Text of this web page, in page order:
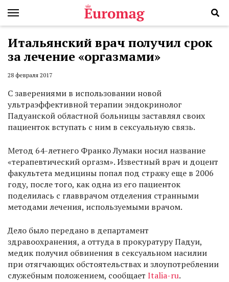
Итальянский врач получил срок
за лечение «оргазмами»
28 февраля 2017
С заверениями в использовании новой
ультраэффективной терапии эндокринолог
Падуанской областной больницы заставлял своих
пациенток вступать с ним в сексуальную связь.
Метод 64-летнего Франко Лумаки носил название
«терапевтический оргазм». Известный врач и доцент
факультета медицины попал под стражу еще в 2006
году, после того, как одна из его пациенток
поделилась с главврачом отделения странными
методами лечения, используемыми врачом.
Дело было передано в департамент
здравоохранения, а оттуда в прокуратуру Падуи,
медик получил обвинения в сексуальном насилии
при отягчающих обстоятельствах и злоупотреблении
служебным положением, сообщает Italia-ru.